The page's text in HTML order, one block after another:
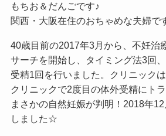
もちお＆だんごです♪
関西・大阪在住のおちゃめな夫婦で
40歳目前の2017年3月から、不妊治
サーチを開始し、タイミング法3回
受精1回を行いました。クリニック
クリニックで2度目の体外受精にト
まさかの自然妊娠が判明！2018年
しました☆